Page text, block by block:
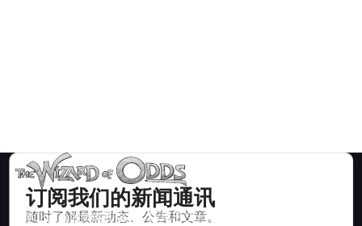
订阅我们的新闻通讯
随时了解最新动态、公告和文章。
数学上正确的策略和信息，适用于二十一点、掷骰子、轮盘赌等